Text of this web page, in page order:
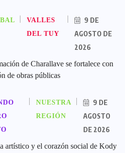
VALLES
DEL TUY
9 DE
AGOSTO DE
2026
de Charallave se fortalece con
de obras públicas
NUESTRA
REGIÓN
9 DE
AGOSTO
DE 2026
artístico y el corazón social de Kody